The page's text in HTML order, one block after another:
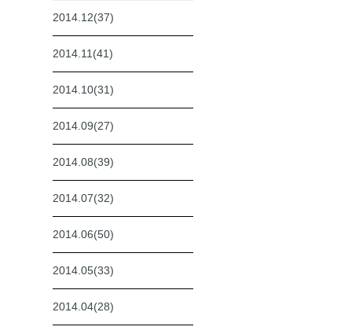
2014.12(37)
2014.11(41)
2014.10(31)
2014.09(27)
2014.08(39)
2014.07(32)
2014.06(50)
2014.05(33)
2014.04(28)